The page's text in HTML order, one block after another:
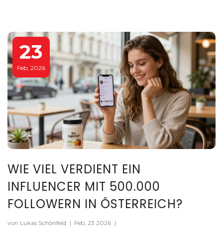
23
Feb, 2026
WIE VIEL VERDIENT EIN
INFLUENCER MIT 500.000
FOLLOWERN IN ÖSTERREICH?
von Lukas Schönfeld | Feb, 23 2026 |